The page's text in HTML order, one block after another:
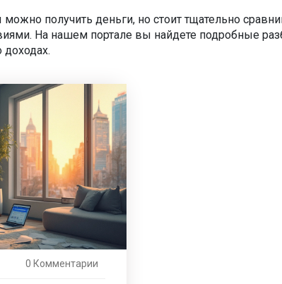
получить деньги, но стоит тщательно
На нашем портале вы найдете подробные
0 Комментарии